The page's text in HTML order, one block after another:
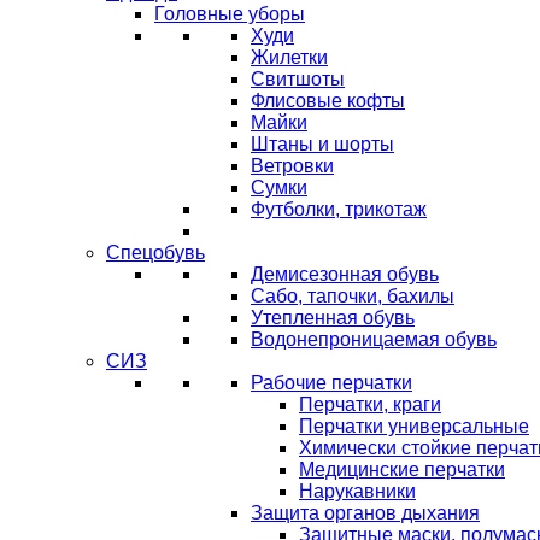
Головные уборы
Худи
Жилетки
Свитшоты
Флисовые кофты
Майки
Штаны и шорты
Ветровки
Сумки
Футболки, трикотаж
Спецобувь
Демисезонная обувь
Сабо, тапочки, бахилы
Утепленная обувь
Водонепроницаемая обувь
СИЗ
Рабочие перчатки
Перчатки, краги
Перчатки универсальные
Химически стойкие
Медицинские перчатки
Нарукавники
Защита органов дыхания
Защитные маски,